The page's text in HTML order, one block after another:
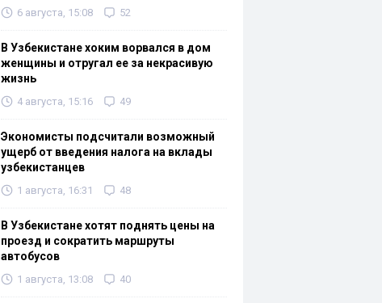
6 августа, 15:08 52
В Узбекистане хоким ворвался в дом
женщины и отругал ее за некрасивую
жизнь
4 августа, 15:16 49
Экономисты подсчитали возможный
ущерб от введения налога на вклады
узбекистанцев
1 августа, 16:31 48
В Узбекистане хотят поднять цены на
проезд и сократить маршруты
автобусов
1 августа, 13:08 40